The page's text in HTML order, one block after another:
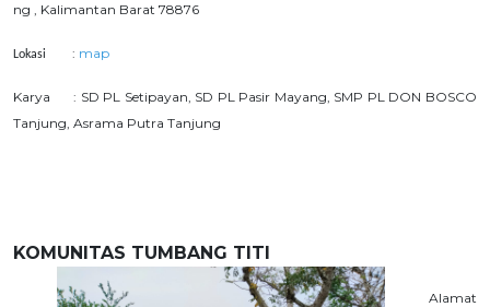
ng , Kalimantan Barat 78876
Lokasi : map
Karya : SD PL Setipayan, SD PL Pasir Mayang, SMP PL DON BOSCO
Tanjung, Asrama Putra Tanjung
KOMUNITAS TUMBANG TITI
Alamat